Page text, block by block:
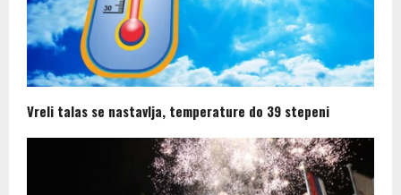
Vreli talas se nastavlja, temperature do 39 stepeni